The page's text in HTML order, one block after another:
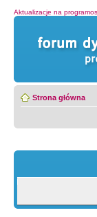
Aktualizacje na
Strona główna